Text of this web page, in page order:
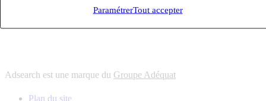
ParamétrerTout accepter
proximité avec nos clients et nos talents
Adsearch est une marque du Groupe Adéquat
Plan du site